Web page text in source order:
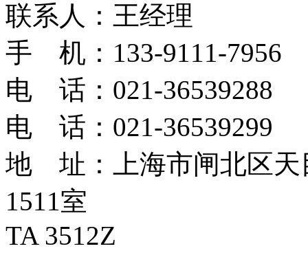
联系人：王经理
手 机：133-9111-7956
电 话：021-36539288
电 话：021-36539299
地 址：上海市闸北区天
1511室
TA 3512Z